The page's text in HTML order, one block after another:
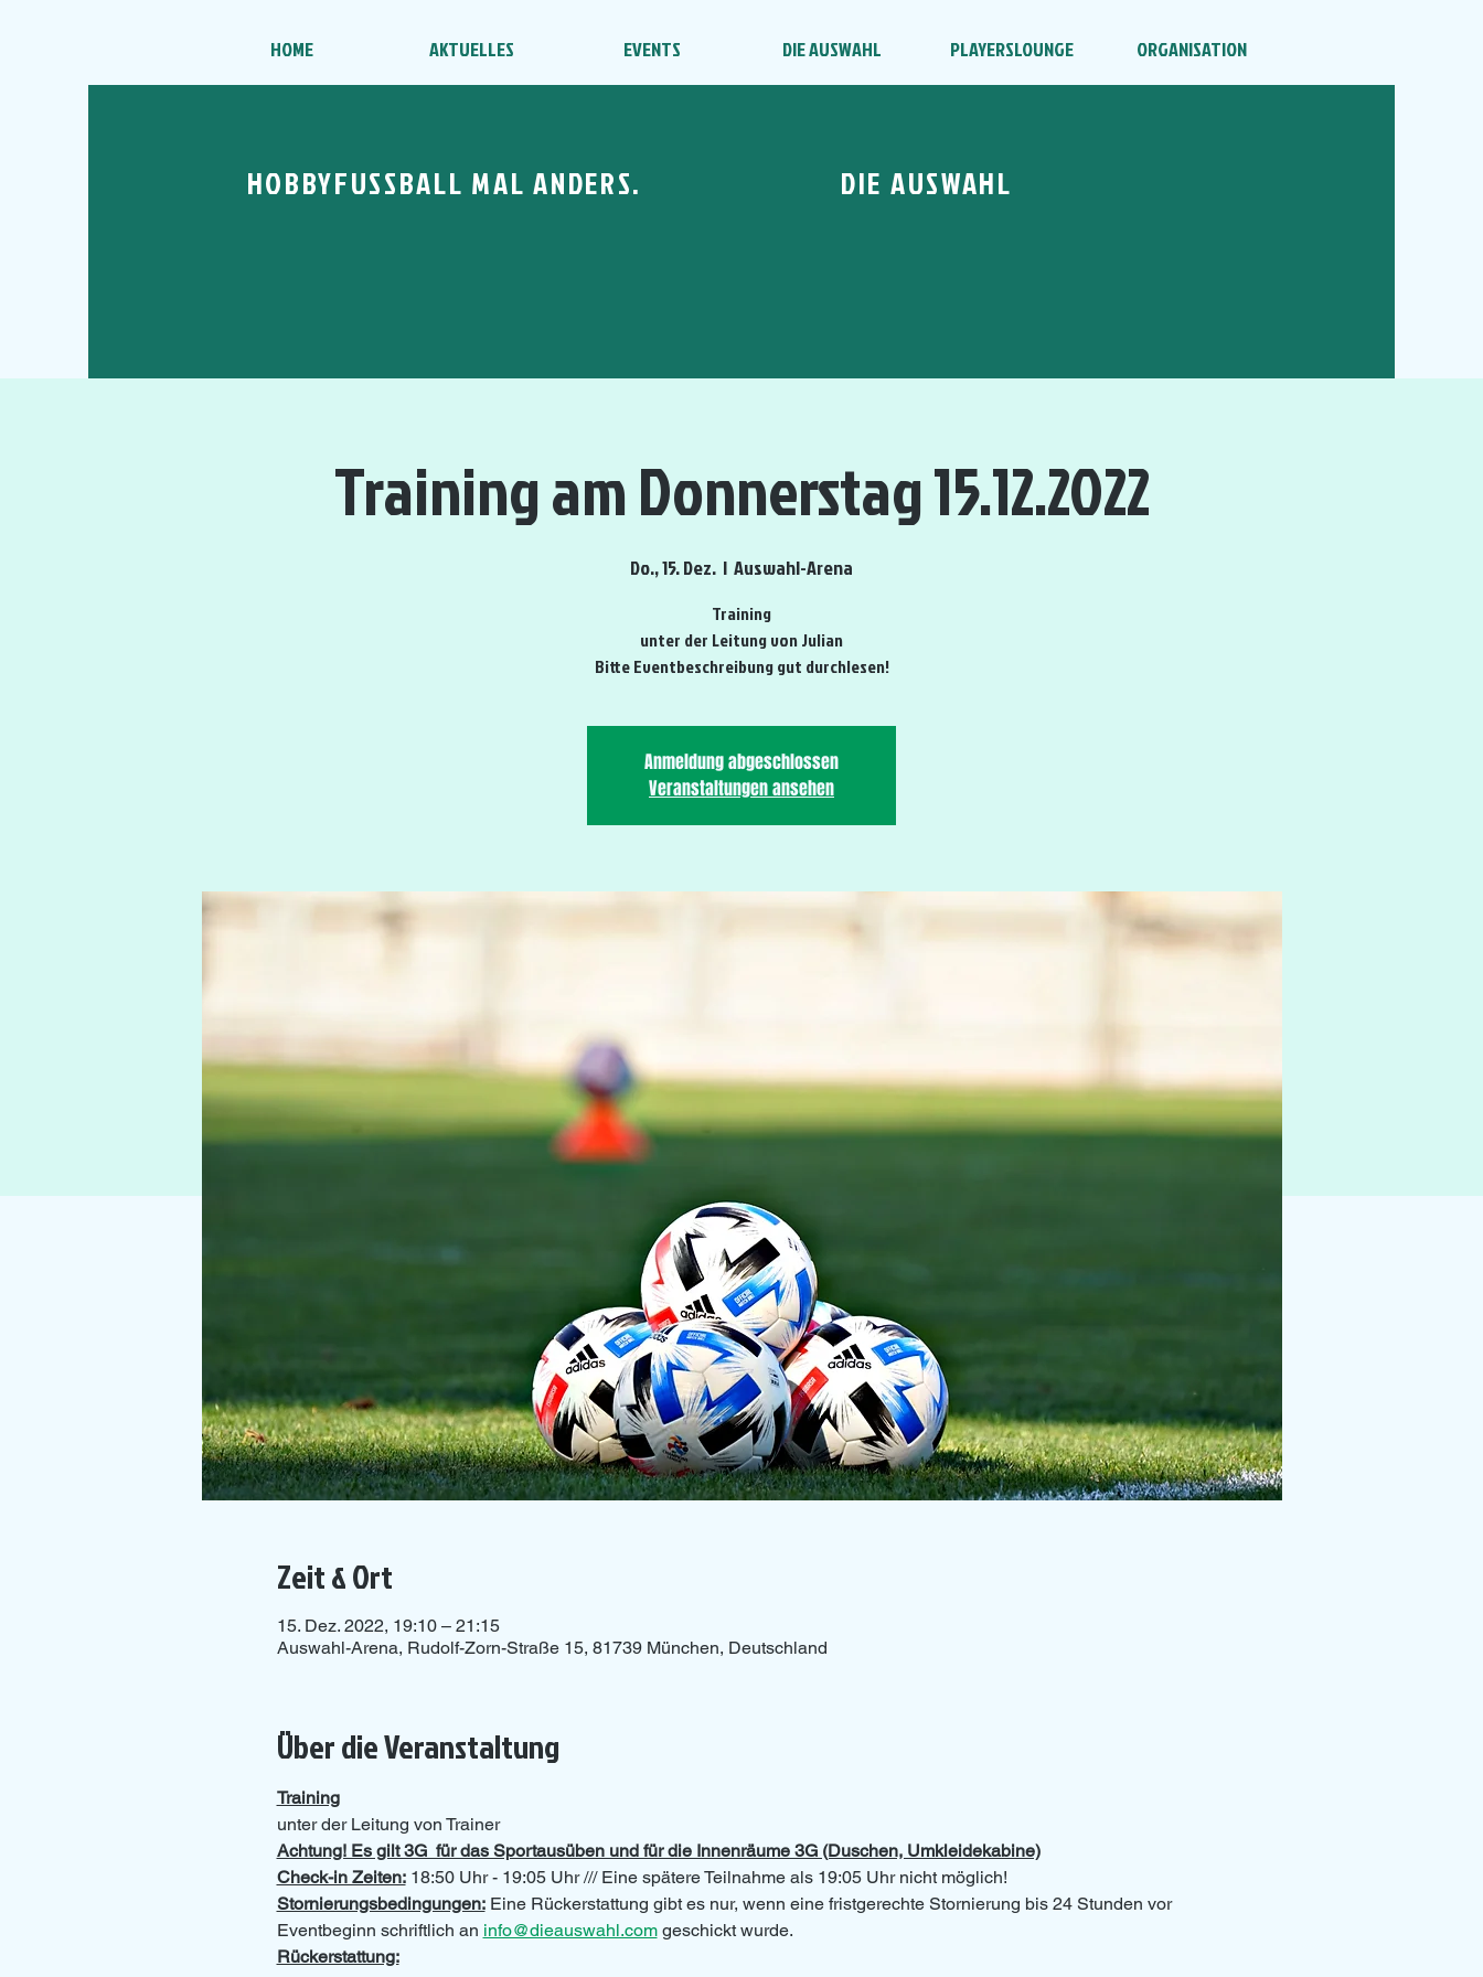
HOME AKTUELLES EVENTS DIE AUSWAHL PLAYERSLOUNGE ORGANISATION
HOBBYFUSSBALL MAL ANDERS. DIE AUSWAHL
Training am Donnerstag 15.12.2022
Do., 15. Dez.
  |
Auswahl-Arena
Training
unter der Leitung von Julian
Bitte Eventbeschreibung gut durchlesen!
Anmeldung abgeschlossen
Veranstaltungen ansehen
Zeit & Ort
15. Dez. 2022, 19:10 – 21:15
Auswahl-Arena, Rudolf-Zorn-Straße 15, 81739 München, Deutschland
Über die Veranstaltung
Training
unter der Leitung von Trainer
Achtung! Es gilt 3G  für das Sportausüben und für die Innenräume 3G (Duschen, Umkleidekabine)
Check-in Zeiten: 18:50 Uhr - 19:05 Uhr /// Eine spätere Teilnahme als 19:05 Uhr nicht möglich!
Stornierungsbedingungen: Eine Rückerstattung gibt es nur, wenn eine fristgerechte Stornierung bis 24 Stunden vor
Eventbeginn schriftlich an info@dieauswahl.com geschickt wurde.
Rückerstattung: